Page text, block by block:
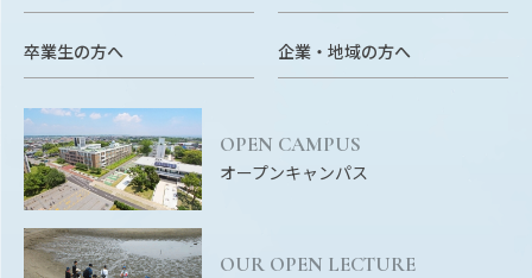
卒業生の方へ 企業・地域の方へ
OPEN CAMPUS
オープンキャンパス
OUR OPEN LECTURE